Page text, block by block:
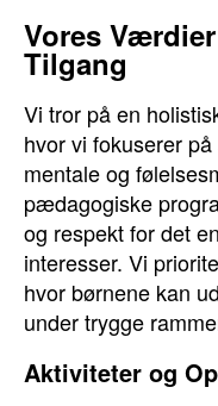
Vores
Tilgang
Vi tror på en
hvor vi fokuserer
mentale og
pædagogiske
og respekt for det
interesser. Vi
hvor børnene kan
under trygge
Aktiviteter og